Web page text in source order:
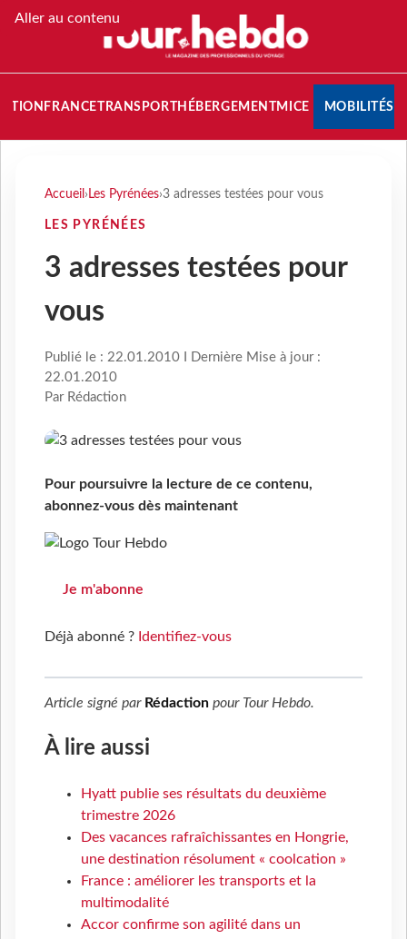
Aller au contenu
FRANCETRANSPORT HÉBERGEMENTMICE MOBILITÉS
Accueil › Les Pyrénées›3 adresses testées pour vous
LES PYRÉNÉES
3 adresses testées pour
vous
Publié le : 22.01.2010 I Dernière Mise à jour :
22.01.2010
Par Rédaction
Pour poursuivre la lecture de ce contenu,
abonnez-vous dès maintenant
Je m'abonne
Déjà abonné ? Identifiez-vous
Article signé par Rédaction pour Tour Hebdo.
À lire aussi
Hyatt publie ses résultats du deuxième
trimestre 2026
Des vacances rafraîchissantes en Hongrie,
une destination résolument « coolcation »
France : améliorer les transports et la
multimodalité
Accor confirme son agilité dans un